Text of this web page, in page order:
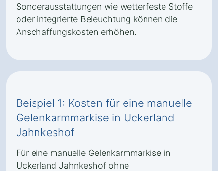
Sonderausstattungen wie wetterfeste Stoffe
oder integrierte Beleuchtung können die
Anschaffungskosten erhöhen.
Beispiel 1: Kosten für eine manuelle
Gelenkarmmarkise in Uckerland
Jahnkeshof
Für eine manuelle Gelenkarmmarkise in
Uckerland Jahnkeshof ohne